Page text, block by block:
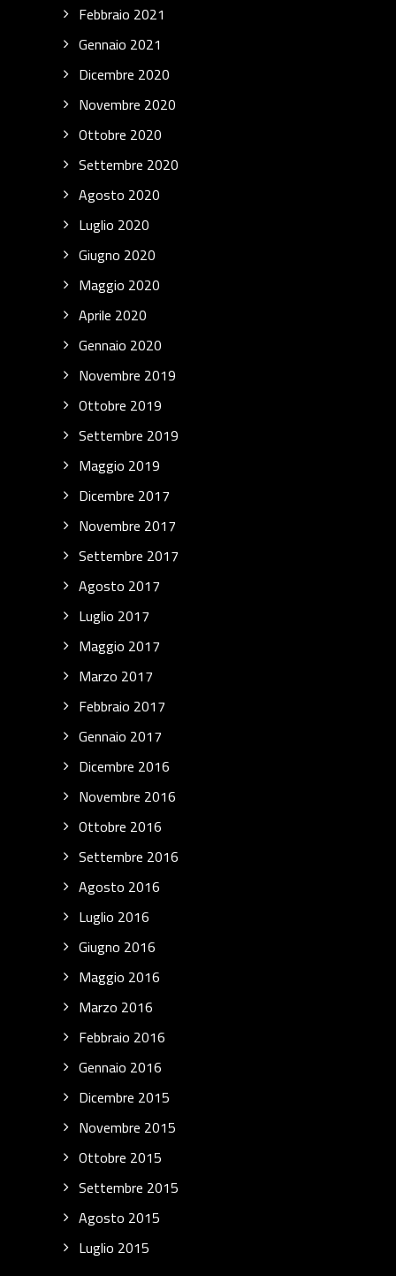
Febbraio 2021
Gennaio 2021
Dicembre 2020
Novembre 2020
Ottobre 2020
Settembre 2020
Agosto 2020
Luglio 2020
Giugno 2020
Maggio 2020
Aprile 2020
Gennaio 2020
Novembre 2019
Ottobre 2019
Settembre 2019
Maggio 2019
Dicembre 2017
Novembre 2017
Settembre 2017
Agosto 2017
Luglio 2017
Maggio 2017
Marzo 2017
Febbraio 2017
Gennaio 2017
Dicembre 2016
Novembre 2016
Ottobre 2016
Settembre 2016
Agosto 2016
Luglio 2016
Giugno 2016
Maggio 2016
Marzo 2016
Febbraio 2016
Gennaio 2016
Dicembre 2015
Novembre 2015
Ottobre 2015
Settembre 2015
Agosto 2015
Luglio 2015